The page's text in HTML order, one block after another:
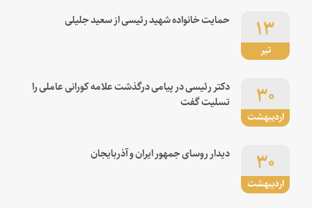
تیر
۱۳ حمایت خانواده شهید رئیسی از سعید جلیلی
اردیبهشت
۳۰
دکتر رئیسی در پیامی درگذشت علامه کورانی عاملی را
تسلیت گفت
اردیبهشت
۳۰ دیدار روسای جمهور ایران و آذربایجان